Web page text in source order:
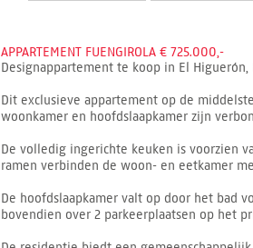
APPARTEMENT FUENGIROLA € 725.000,-
Designappartement te koop in El
Dit exclusieve appartement op de
woonkamer en hoofdslaapkamer zijn
De volledig ingerichte keuken is voorzien
ramen verbinden de woon- en eetkamer
De hoofdslaapkamer valt op door het bad
bovendien over 2 parkeerplaatsen op het